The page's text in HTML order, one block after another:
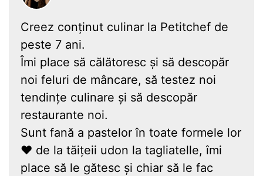
Creez conținut culinar la Petitchef de
peste 7 ani.
Îmi place să călătoresc și să descopăr
noi feluri de mâncare, să testez noi
tendințe culinare și să descopăr
restaurante noi.
Sunt fană a pastelor în toate formele lor
❤ de la tăițeii udon la tagliatelle, îmi
place să le gătesc și chiar să le fac